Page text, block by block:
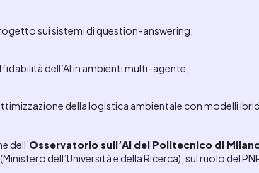
sui sistemi di question-answering;
dell’AI in ambienti multi-agente;
della logistica ambientale con modelli
dell’Osservatorio sull’AI del Politecnico di
(Ministero dell’Università e della Ricerca), sul ruolo del